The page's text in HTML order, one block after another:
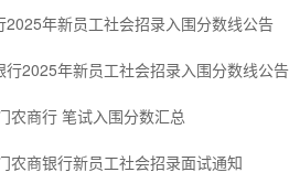
2025年新员工社会招录入围分数线公告
行2025年新员工社会招录入围分数线公告
农商行 笔试入围分数汇总
农商银行新员工社会招录面试通知